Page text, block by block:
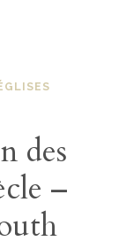
des
–